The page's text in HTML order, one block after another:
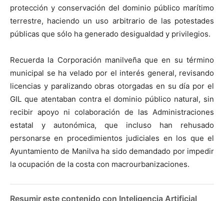
protección y conservación del dominio público marítimo
terrestre, haciendo un uso arbitrario de las potestades
públicas que sólo ha generado desigualdad y privilegios.
Recuerda la Corporación manilveña que en su término
municipal se ha velado por el interés general, revisando
licencias y paralizando obras otorgadas en su día por el
GIL que atentaban contra el dominio público natural, sin
recibir apoyo ni colaboración de las Administraciones
estatal y autonómica, que incluso han rehusado
personarse en procedimientos judiciales en los que el
Ayuntamiento de Manilva ha sido demandado por impedir
la ocupación de la costa con macrourbanizaciones.
Resumir este contenido con Inteligencia Artificial